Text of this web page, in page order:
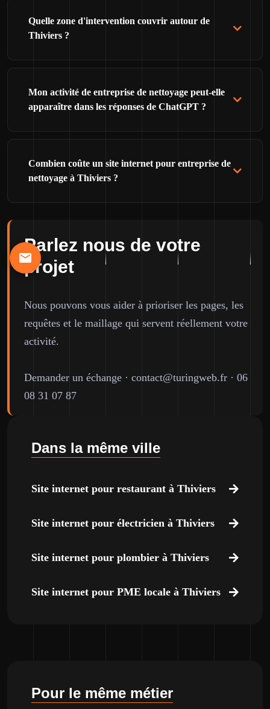
Quelle zone d'intervention couvrir autour de
Thiviers ?
Mon activité de entreprise de nettoyage peut-elle
apparaître dans les réponses de ChatGPT ?
Combien coûte un site internet pour entreprise de
nettoyage à Thiviers ?
Parlez nous de votre
projet
Nous pouvons vous aider à prioriser les pages, les
requêtes et le maillage qui servent réellement votre
activité.
Demander un échange · contact@turingweb.fr · 06
08 31 07 87
Dans la même ville
Site internet pour restaurant à Thiviers
Site internet pour électricien à Thiviers
Site internet pour plombier à Thiviers
Site internet pour PME locale à Thiviers
Pour le même métier